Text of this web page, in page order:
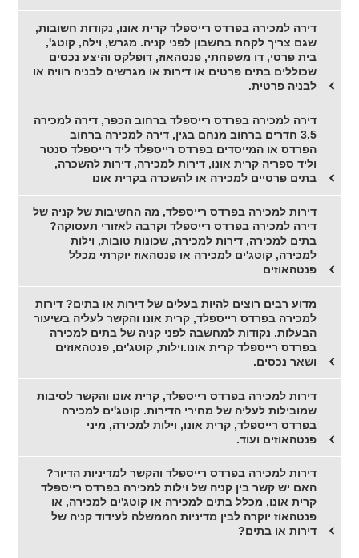
דירה למכירה בפרדס רייספלד קרית אונו, נקודות חשובות,
שגם צריך לקחת בחשבון לפני קניה. מגרש, וילה, קוטג',
בית פרטי, דו משפחתי, פנטהאוז, דופלקס והיצע נכסים
שכוללים בתים פרטים או דירות או מגרשים לבניה רוויה או
לבניה פרטית.
דירה למכירה בפרדס רייספלד ברחוב הכפר, דירה למכירה
3.5 חדרים ברחוב מנחם בגין, דירה למכירה ברחוב
הפרדס או המייסדים בפרדס רייספלד ליד רייספלד סנטר
וליד ספריה קרית אונו, דירות למכירה, דירות להשכרה,
בתים פרטיים למכירה או להשכרה בקרית אונו
דירות למכירה בפרדס רייספלד, מה החשיבות של קניה של
דירה למכירה בפרדס רייספלד וקרבה לאזורי תעסוקה?
בתים למכירה, דירות למכירה, שכונות טובות, וילות
למכירה, קוטג'ים למכירה או פנטהאוז יוקרתי מכלל
פנטהאוזים
מדוע רבים רוצים להיות בעלים של דירות או בתים? דירות
למכירה בפרדס רייספלד, קרית אונו והקשר לעליה בשיעור
הבעלות. נקודות למחשבה לפני קניה של בתים למכירה
בפרדס רייספלד קרית אונו.וילות, קוטג'ים, פנטהאוזים
ושאר נכסים.
דירות למכירה בפרדס רייספלד, קרית אונו והקשר לסיבות
שמובילות לעליה של מחירי הדירות. קוטג'ים למכירה
בפרדס רייספלד, קרית אונו, וילות למכירה, מיני
פנטהאוזים ועוד.
דירות למכירה בפרדס רייספלד והקשר למדיניות הדיור?
האם יש קשר בין קניה של וילות למכירה בפרדס רייספלד
קרית אונו, מכלל בתים למכירה או קוטג'ים למכירה, או
פנטהאוז יוקרה לבין מדיניות הממשלה לעידוד קניה של
דירות או בתים?